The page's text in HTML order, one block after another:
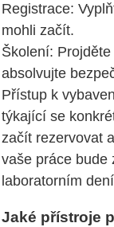
Registrace:
mohli začít.
Školení:
absolvujte
Přístup k
týkající se
začít rezervovat
vaše práce bude
laboratorním
Jaké přístroje